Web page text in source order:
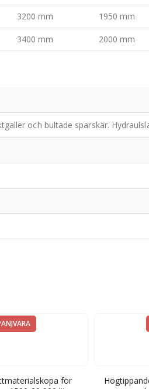
3200 mm 1950 mm
3400 mm 2000 mm
och bultade sparskär.
för